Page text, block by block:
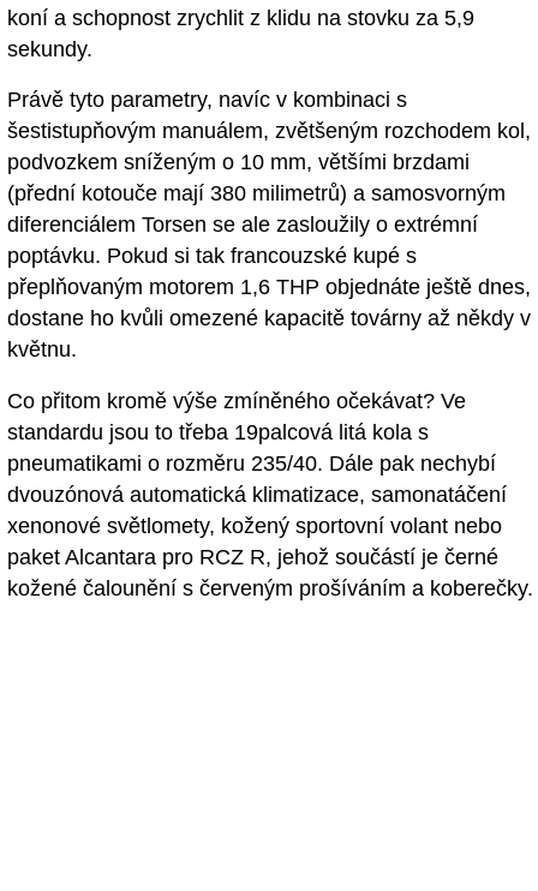
koní a schopnost zrychlit z klidu na stovku za 5,9
sekundy.
Právě tyto parametry, navíc v kombinaci s
šestistupňovým manuálem, zvětšeným rozchodem kol,
podvozkem sníženým o 10 mm, většími brzdami
(přední kotouče mají 380 milimetrů) a samosvorným
diferenciálem Torsen se ale zasloužily o extrémní
poptávku. Pokud si tak francouzské kupé s
přeplňovaným motorem 1,6 THP objednáte ještě dnes,
dostane ho kvůli omezené kapacitě továrny až někdy v
květnu.
Co přitom kromě výše zmíněného očekávat? Ve
standardu jsou to třeba 19palcová litá kola s
pneumatikami o rozměru 235/40. Dále pak nechybí
dvouzónová automatická klimatizace, samonatáčení
xenonové světlomety, kožený sportovní volant nebo
paket Alcantara pro RCZ R, jehož součástí je černé
kožené čalounění s červeným prošíváním a koberečky.